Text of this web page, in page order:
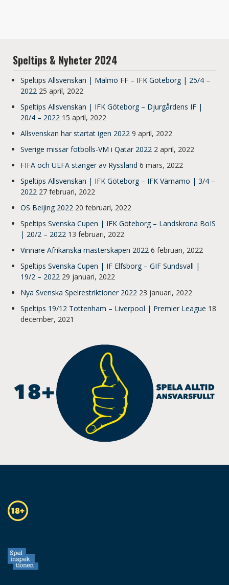
Speltips & Nyheter 2024
Speltips Allsvenskan | Malmö FF – IFK Göteborg | 25/4 –
2022 25 april, 2022
Speltips Allsvenskan | IFK Göteborg – Djurgårdens IF |
20/4 – 2022 15 april, 2022
Allsvenskan har startat igen 2022 9 april, 2022
Sverige missar fotbolls-VM i Qatar 2022 2 april, 2022
FIFA och UEFA stänger av Ryssland 6 mars, 2022
Speltips Allsvenskan | IFK Göteborg – IFK Värnamo | 3/4 –
2022 27 februari, 2022
OS Beijing 2022 20 februari, 2022
Speltips Svenska Cupen | IFK Göteborg – Landskrona BoIS
| 20/2 – 2022 13 februari, 2022
Vinnare Afrikanska mästerskapen 2022 6 februari, 2022
Speltips Svenska Cupen | IF Elfsborg – GIF Sundsvall |
19/2 – 2022 29 januari, 2022
Nya Svenska Spelrestriktioner 2022 23 januari, 2022
Speltips 19/12 Tottenham – Liverpool | Premier League 18
december, 2021